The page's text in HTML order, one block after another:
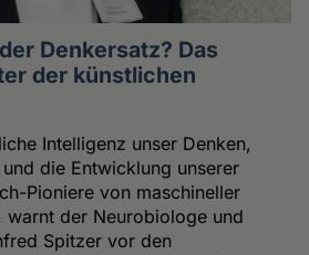
Denkersatz? Das
der künstlichen
Intelligenz unser Denken,
die Entwicklung unserer
Pioniere von maschineller
warnt der Neurobiologe und
Spitzer vor den